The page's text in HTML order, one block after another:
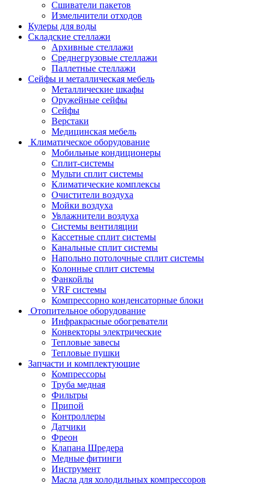
Сшиватели пакетов
Измельчители отходов
Кулеры для воды
Складские стеллажи
Архивные стеллажи
Среднегрузовые стеллажи
Паллетные стеллажи
Сейфы и металлическая мебель
Металлические шкафы
Оружейные сейфы
Сейфы
Верстаки
Медицинская мебель
Климатическое оборудование
Мобильные кондиционеры
Сплит-системы
Мульти сплит системы
Климатические комплексы
Очистители воздуха
Мойки воздуха
Увлажнители воздуха
Системы вентиляции
Кассетные сплит системы
Канальные сплит системы
Напольно потолочные сплит системы
Колонные сплит системы
Фанкойлы
VRF системы
Компрессорно конденсаторные блоки
Отопительное оборудование
Инфракрасные обогреватели
Конвекторы электрические
Тепловые завесы
Тепловые пушки
Запчасти и комплектующие
Компрессоры
Труба медная
Фильтры
Припой
Контроллеры
Датчики
Фреон
Клапана Шредера
Медные фитинги
Инструмент
Масла для холодильных компрессоров